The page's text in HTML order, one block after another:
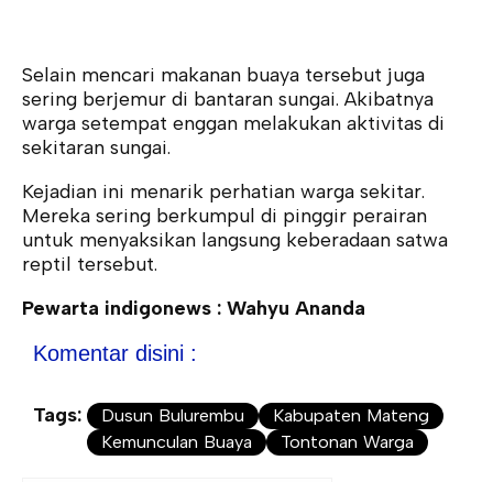
Selain mencari makanan buaya tersebut juga
sering berjemur di bantaran sungai. Akibatnya
warga setempat enggan melakukan aktivitas di
sekitaran sungai.
Kejadian ini menarik perhatian warga sekitar.
Mereka sering berkumpul di pinggir perairan
untuk menyaksikan langsung keberadaan satwa
reptil tersebut.
Pewarta indigonews : Wahyu Ananda
Komentar disini :
Tags: Dusun Bulurembu
Kabupaten Mateng
Kemunculan Buaya
Tontonan Warga